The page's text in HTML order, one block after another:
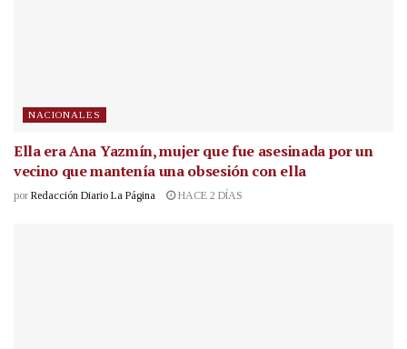
NACIONALES
Ella era Ana Yazmín, mujer que fue asesinada por un
vecino que mantenía una obsesión con ella
por Redacción Diario La Página HACE 2 DÍAS